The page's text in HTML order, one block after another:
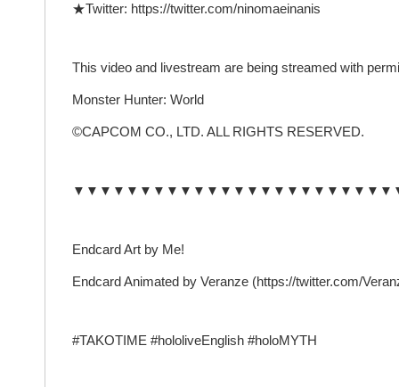
★Twitter: https://twitter.com/ninomaeinanis
This video and livestream are being streamed with
Monster Hunter: World
©CAPCOM CO., LTD. ALL RIGHTS RESERVED.
Endcard Art by Me!
Endcard Animated by Veranze (https://twitter.com/
#TAKOTIME #hololiveEnglish #holoMYTH